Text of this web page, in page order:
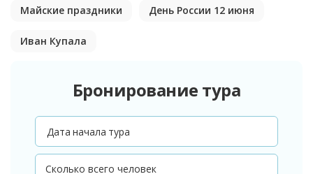
Майские праздники День России 12 июня
Иван Купала
Бронирование тура
Дата начала тура